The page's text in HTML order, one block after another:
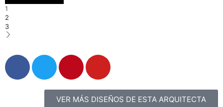
1
2
3
VER MÁS DISEÑOS DE ESTA ARQUITECTA